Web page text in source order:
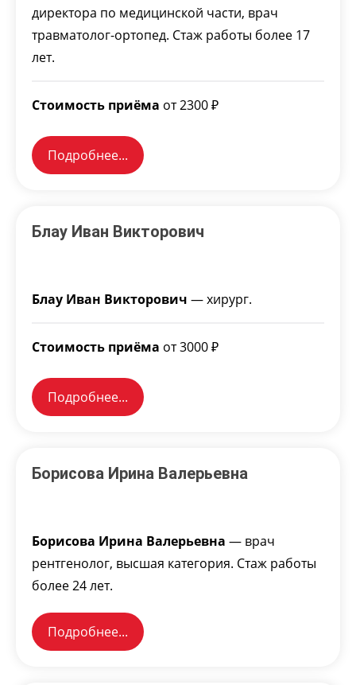
директора по медицинской части, врач
травматолог-ортопед. Стаж работы более 17
лет.
Стоимость приёма от 2300 ₽
Подробнее...
Блау Иван Викторович
Блау Иван Викторович — хирург.
Стоимость приёма от 3000 ₽
Подробнее...
Борисова Ирина Валерьевна
Борисова Ирина Валерьевна — врач
рентгенолог, высшая категория. Стаж работы
более 24 лет.
Подробнее...